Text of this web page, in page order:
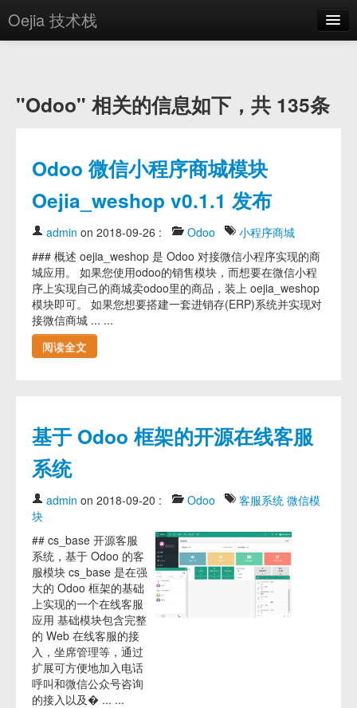
Oejia 技术栈
方案
分享
关于
登录
"Odoo" 相关的信息如下，共 135条
Odoo 微信小程序商城模块
Oejia_weshop v0.1.1 发布
admin on 2018-09-26 : Odoo
小程序商城
### 概述 oejia_weshop 是 Odoo 对接微信小程序实现的商
城应用。 如果您使用odoo的销售模块，而想要在微信小程
序上实现自己的商城卖odoo里的商品，装上 oejia_weshop
模块即可。 如果您想要搭建一套进销存(ERP)系统并实现对
接微信商城 ... ...
阅读全文
基于 Odoo 框架的开源在线客服
系统
admin on 2018-09-20 : Odoo 客服系统 微信模
块
## cs_base 开源客服
系统，基于 Odoo 的客
服模块 cs_base 是在强
大的 Odoo 框架的基础
上实现的一个在线客服
应用 基础模块包含完整
的 Web 在线客服的接
入，坐席管理等，通过
扩展可方便地加入电话
呼叫和微信公众号咨询
的接入以及� ... ...